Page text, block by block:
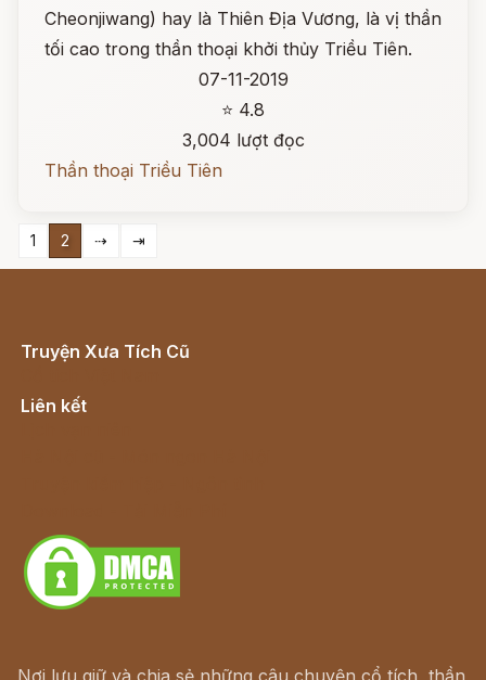
Cheonjiwang) hay là Thiên Địa Vương, là vị thần
tối cao trong thần thoại khởi thủy Triều Tiên.
07-11-2019
⭐ 4.8
3,004 lượt đọc
Thần thoại Triều Tiên
1 2 ⇢ ⇥
Truyện Xưa Tích Cũ
Liên kết
Nơi lưu giữ và chia sẻ những câu chuyện cổ tích, thần